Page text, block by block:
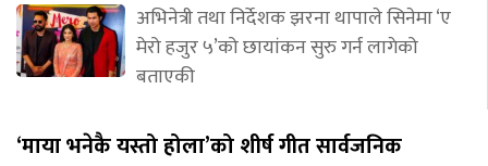
अभिनेत्री तथा निर्देशक झरना थापाले सिनेमा ‘ए
मेरो हजुर ५’को छायांकन सुरु गर्न लागेको
बताएकी
‘माया भनेकै यस्तो होला’को शीर्ष गीत सार्वजनिक